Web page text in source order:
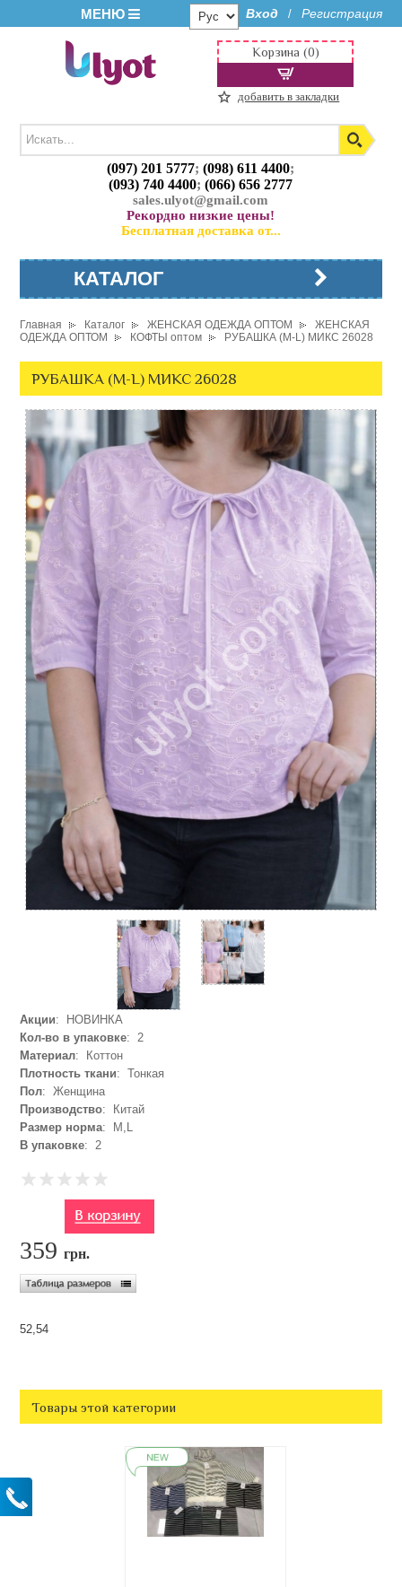
МЕНЮ Вход / Регистрация
(097) 201 5777;(098) 611 4400;
(093) 740 4400;(066) 656 2777
sales.ulyot@gmail.com
Рекордно низкие цены!
Бесплатная доставка от...
Корзина (0)
добавить в закладки
КАТАЛОГ
Главная Каталог ЖЕНСКАЯ ОДЕЖДА ОПТОМ
ЖЕНСКАЯ
ОДЕЖДА ОПТОМ
КОФТЫ оптом РУБАШКА (M-L) МИКС 26028
РУБАШКА (M-L) МИКС 26028
Акции: НОВИНКА
Кол-во в упаковке: 2
Материал: Коттон
Плотность ткани: Тонкая
Пол: Женщина
Производство: Китай
Размер норма: M,L
В упаковке: 2
359грн.
52,54
Товары этой категории